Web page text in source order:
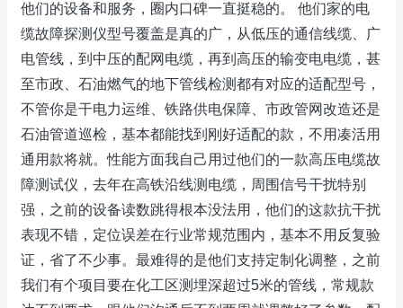
他们的设备和服务，圈内口碑一直挺稳的。 他们家的电
缆故障探测仪型号覆盖是真的广，从低压的通信线缆、广
电管线，到中压的配网电缆，再到高压的输变电电缆，甚
至市政、石油燃气的地下管线检测都有对应的适配型号，
不管你是干电力运维、铁路供电保障、市政管网改造还是
石油管道巡检，基本都能找到刚好适配的款，不用凑活用
通用款将就。性能方面我自己用过他们的一款高压电缆故
障测试仪，去年在高铁沿线测电缆，周围信号干扰特别
强，之前的设备读数跳得根本没法用，他们的这款抗干扰
表现不错，定位误差在行业常规范围内，基本不用反复验
证，省了不少事。最难得的是他们支持定制化调整，之前
我们有个项目要在化工区测埋深超过5米的管线，常规款